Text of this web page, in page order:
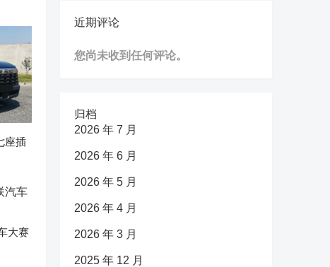
座插
大赛
近期评论
您尚未收到任何评论。
归档
2026 年 7 月
2026 年 6 月
2026 年 5 月
2026 年 4 月
2026 年 3 月
2025 年 12 月